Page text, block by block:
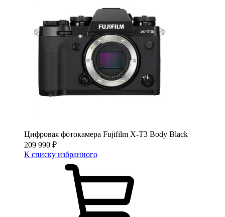
Цифровая фотокамера Fujifilm X-T3 Body Black
209 990 ₽
К списку избранного